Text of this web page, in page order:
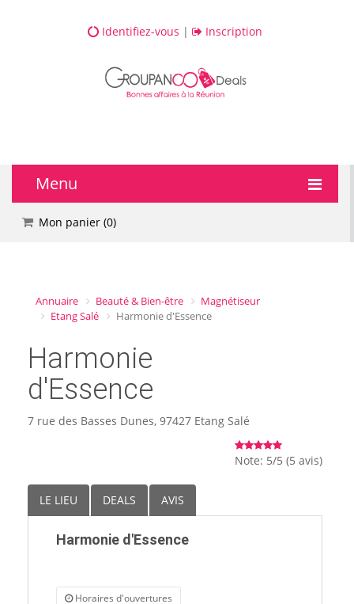
Identifiez-vous | Inscription
Menu
🔥 DEALS
💅 Beauté
🏨 Hôtels
🎈 Événements
Mon panier (0)
Annuaire Beauté & Bien-être
Magnétiseur
Etang Salé
Harmonie d'Essence
Harmonie
d'Essence
7 rue des Basses Dunes, 97427 Etang Salé
Note: 5/5 (5 avis)
LE LIEU DEALS AVIS
Harmonie d'Essence
Horaires d'ouvertures